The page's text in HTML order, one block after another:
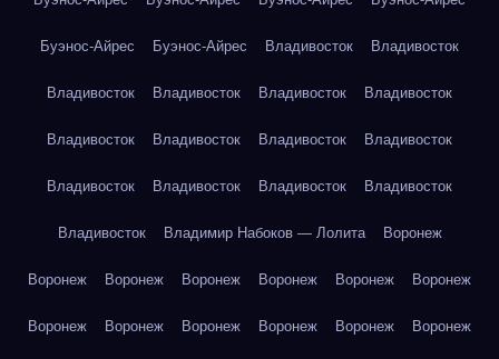
Буэнос-Айрес Буэнос-Айрес Владивосток Владивосток
Владивосток Владивосток Владивосток Владивосток
Владивосток Владивосток Владивосток Владивосток
Владивосток Владивосток Владивосток Владивосток
Владивосток Владимир Набоков — Лолита Воронеж
Воронеж Воронеж Воронеж Воронеж Воронеж Воронеж
Воронеж Воронеж Воронеж Воронеж Воронеж Воронеж